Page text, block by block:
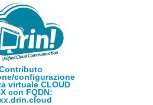
configurazione
virtuale CLOUD
con FQDN: